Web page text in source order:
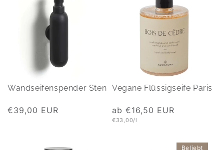
Wandseifenspender Sten
Normaler
€39,00 EUR
Vegane Flüssigseife Paris
Normaler
Preis
ab €16,50 EUR
Grundpreis
€33,00/l
Beliebt